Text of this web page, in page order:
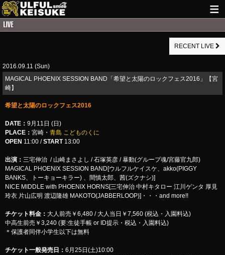
RECENT LIVE
2016.09.11 (Sun)
MAGICAL PHOENIX SESSION BAND「希望と太陽のロックフェス2016」【宮
崎】
希望と太陽のロックフェス2016
DATE： 9月11日 (日)
PLACE： 宮崎・ 青島 こどものくに
OPEN 11:00 /START13:00
出演： 三宅伸治 / 山崎まさよし / 石塚英彦 / 暴動(グループ魂/宮藤官九郎)
MAGICAL PHOENIX SESSION BAND[ウルフルケイスケ、akko(PIGGY
BANKS、トーキョーキラー) 、間慎太郎、茜(ズクナシ)]
NICE MIDDLE with PHOENIX HORNS[三宅伸治 中村キタロー 江川ゲンタ 厚見
玲衣 片山広明 渡辺隆雄 MAKOTO(JABBERLOOP)]・・・and more!!
チケット料金： 大人前売￥6,480 / 大人当日￥7,560 (税込・入園料込)
中高生前売￥3,240 (要:生徒手帳 or ID提示・税込・入園料込)
＊保護者同伴小学生以下は無料
チケット一般発売日： 6月25日(土)10:00